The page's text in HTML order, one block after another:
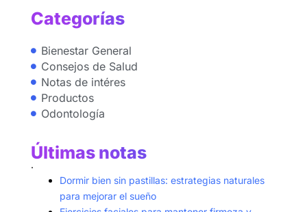
Categorías
Bienestar General
Consejos de Salud
Notas de intéres
Productos
Odontología
Últimas notas
.
Dormir bien sin pastillas: estrategias naturales
para mejorar el sueño